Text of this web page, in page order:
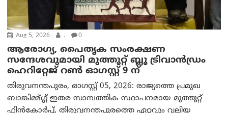
Aug 5, 2026 . 0
ആരോഗ്യ, പൈതൃക സംരക്ഷണ
സന്ദേശവുമായി മുത്തൂറ്റ് ബ്ലൂ ട്രിവാൻഡ്രം
ഹെറിറ്റേജ് റൺ ഓഗസ്റ്റ് 9 ന്
തിരുവനന്തപുരം, ഓഗസ്റ്റ് 05, 2026: രാജ്യത്തെ പ്രമുഖ
ബാങ്കിമ്മ്ഗ്ഗ് ഇതര സാമ്പത്തിക സ്ഥാപനമായ മുത്തൂറ്റ്
ഫിൻകോർപ്പ്, തിരുവനന്തപുരത്തെ ഏറ്റവും വലിയ